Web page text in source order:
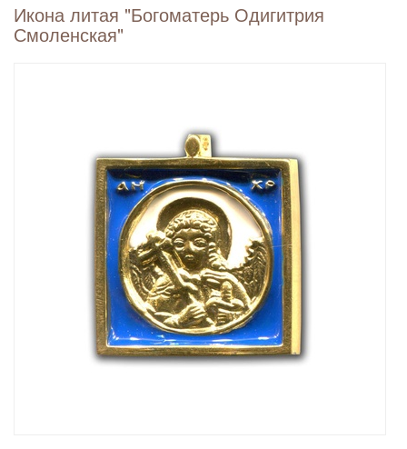
Икона литая "Богоматерь Одигитрия
Смоленская"